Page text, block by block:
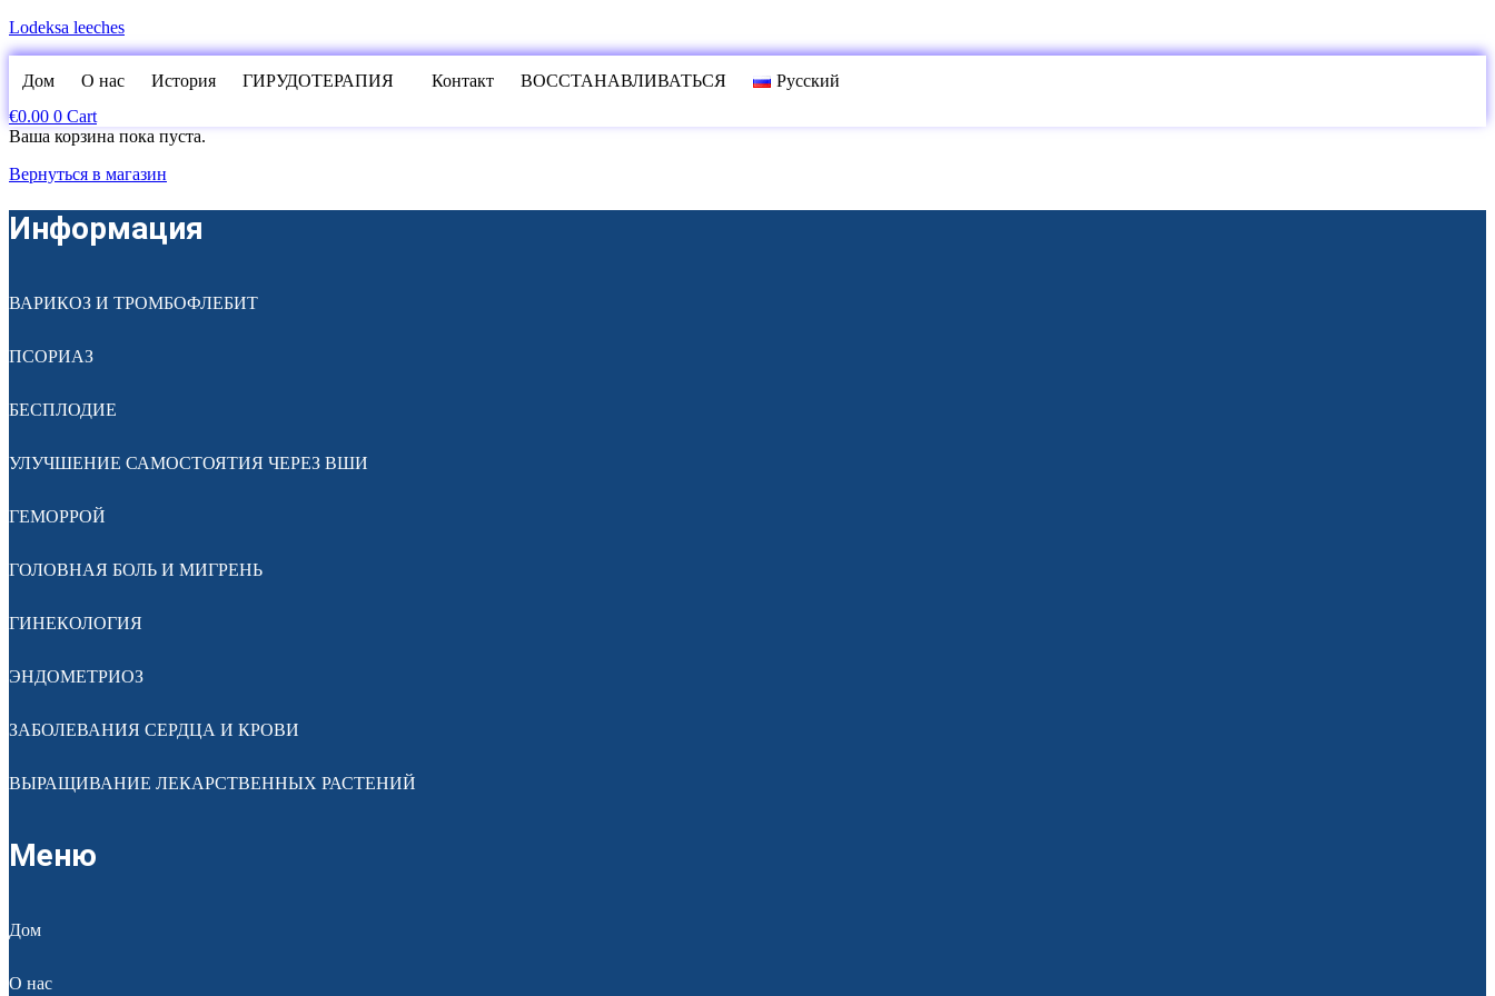
Lodeksa leeches
Дом О нас История ГИРУДОТЕРАПИЯ Контакт ВОССТАНАВЛИВАТЬСЯ
Русский
€0.00 0 Cart
Ваша корзина пока пуста.
Вернуться в магазин
Информация
ВАРИКОЗ И ТРОМБОФЛЕБИТ
ПСОРИАЗ
БЕСПЛОДИЕ
УЛУЧШЕНИЕ САМОСТОЯТИЯ ЧЕРЕЗ ВШИ
ГЕМОРРОЙ
ГОЛОВНАЯ БОЛЬ И МИГРЕНЬ
ГИНЕКОЛОГИЯ
ЭНДОМЕТРИОЗ
ЗАБОЛЕВАНИЯ СЕРДЦА И КРОВИ
ВЫРАЩИВАНИЕ ЛЕКАРСТВЕННЫХ РАСТЕНИЙ
Меню
Дом
О нас